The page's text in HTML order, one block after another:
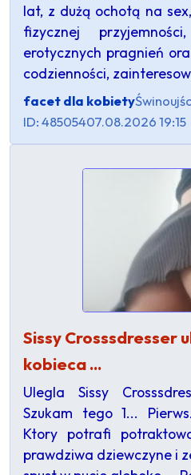
lat, z dużą ochotą na
fizycznej
erotycznych pragnień
codzienności,
facet dla kobiety
ID: 48505407.08.2026 19:15
Sissy Crosssdresser
kobieca ...
Ulegla Sissy
Szukam tego 1...
Ktory potrafi
prawdziwa dziewczyne i